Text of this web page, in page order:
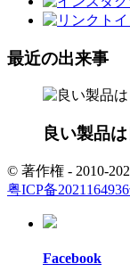
最近の出来事
良い製品
© 著作権 - 2010-
粤ICP备
Facebook